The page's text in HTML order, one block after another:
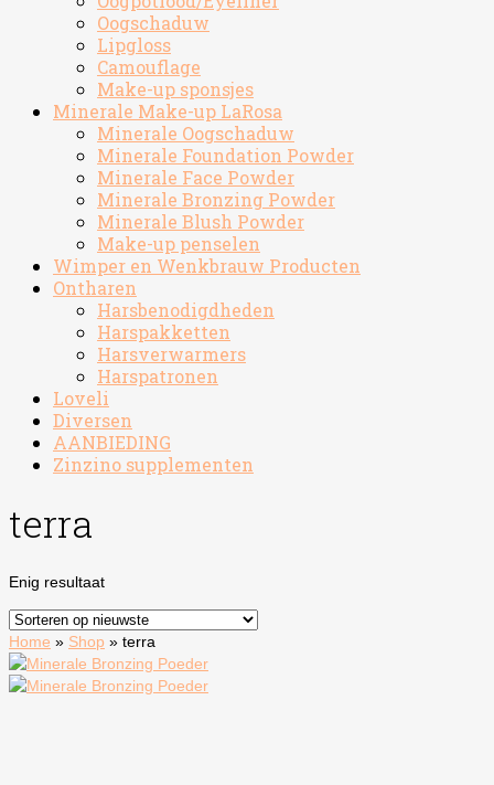
Oogschaduw
Lipgloss
Camouflage
Make-up sponsjes
Minerale Make-up LaRosa
Minerale Oogschaduw
Minerale Foundation Powder
Minerale Face Powder
Minerale Bronzing Powder
Minerale Blush Powder
Make-up penselen
Wimper en Wenkbrauw Producten
Ontharen
Harsbenodigdheden
Harspakketten
Harsverwarmers
Harspatronen
Loveli
Diversen
AANBIEDING
Zinzino supplementen
terra
Enig resultaat
Home » Shop » terra